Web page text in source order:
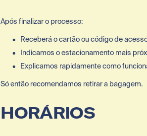
Após finalizar o processo:
Receberá o cartão ou código de
Indicamos o estacionamento mais
Explicamos rapidamente como
Só então recomendamos retirar a bagagem.
HORÁRIOS